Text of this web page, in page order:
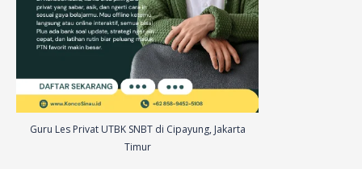
Guru Les Privat UTBK SNBT di Cipayung, Jakarta
Timur